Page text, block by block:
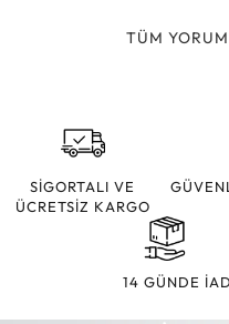
TÜM
SİGORTALI VE
ÜCRETSİZ KARGO
14 GÜNDE